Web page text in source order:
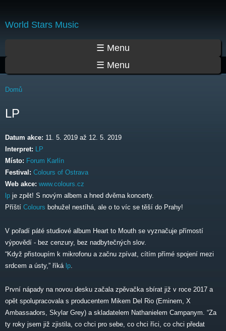
World Stars Music
☰ Menu
☰ Menu
Jste zde
Domů
LP
Datum akce: 11. 5. 2019 až 12. 5. 2019
Interpret:
LP
Místo: Forum Karlín
Festival: Colours of Ostrava
Web akce: www.colours.cz
lp je zpět! S novým albem a hned dvěma koncerty.
Příští Colours bohužel nestíhá, ale o to víc se těší do Prahy!
V pořadí páté studiové album Heart to Mouth se vyznačuje přímostí
výpovědí - bez cenzury, bez nadbytečných slov.
“Když přistoupím k mikrofonu a začnu zpívat, cítím přímé spojení mezi
srdcem a ústy,” říká lp
První nápady na novou desku začala zpěvačka sbírat již v roce 2017 a
opět spolupracovala s producentem Mikem Del Rio (Eminem, X
Ambassadors, Skylar Grey) a skladatelem Nathanielem Campanym. “Za
ty roky jsem již zjistila, co chci pro sebe, co chci říci, co chci předat